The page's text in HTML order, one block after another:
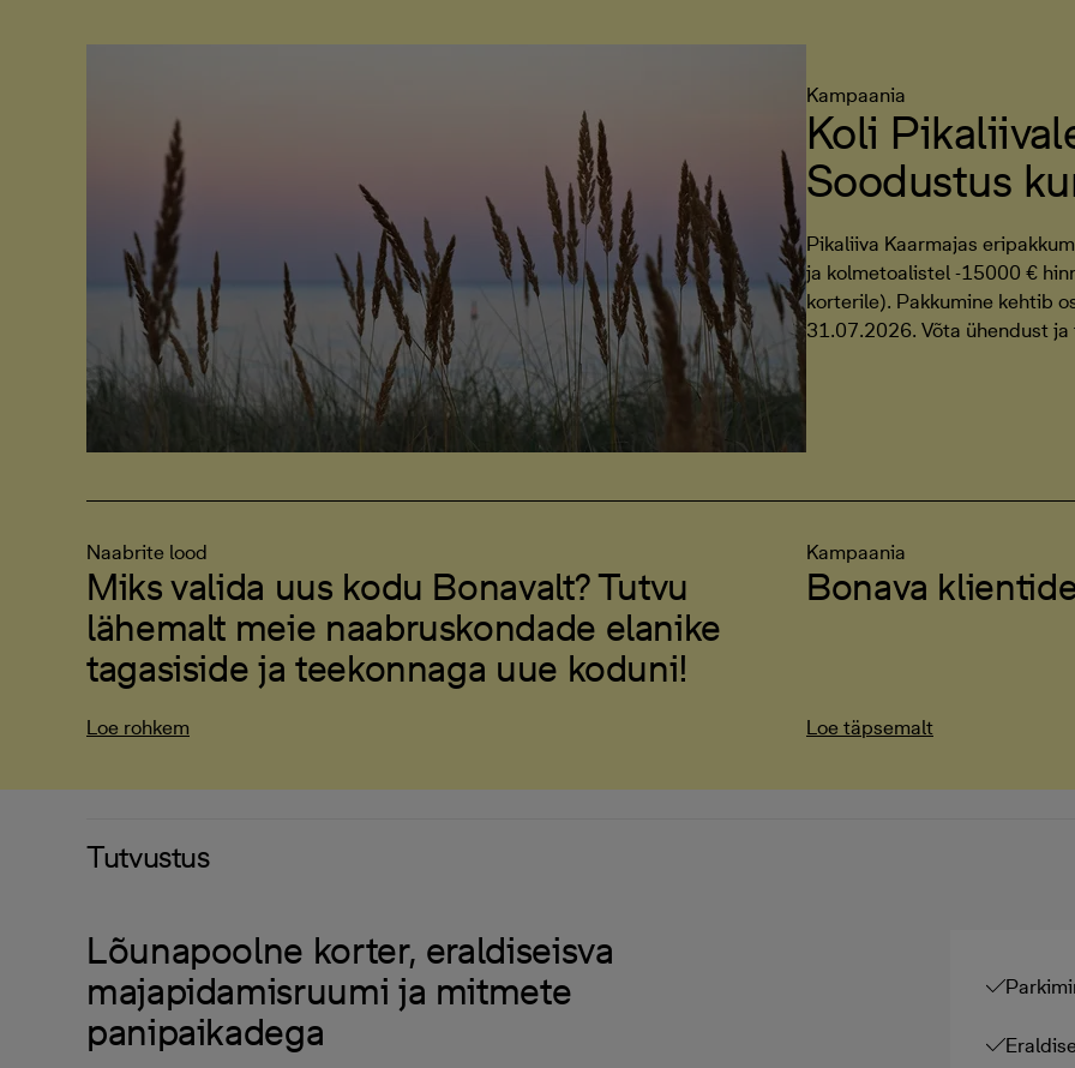
Kampaania
Koli
Soodustus
Pikaliiva Kaarmajas
ja kolmetoalistel -15000 €
korterile). Pakkumine kehtib
31.07.2026. Võta ühendust
Naabrite lood
Miks valida uus kodu Bonavalt? Tutvu
lähemalt meie naabruskondade elanike
tagasiside ja teekonnaga uue koduni!
Loe rohkem
Kampaania
Bonava
Loe täpsemalt
Tutvustus
Lõunapoolne korter, eraldiseisva
majapidamisruumi ja mitmete
panipaikadega